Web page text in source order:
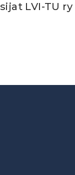
LVI-TU ry